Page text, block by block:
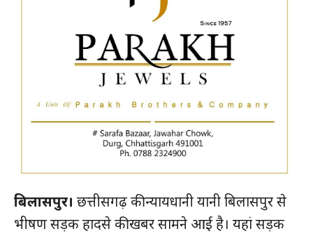
बिलासपुर। छत्तीसगढ़ की न्यायधानी यानी बिलासपुर से
भीषण सड़क हादसे की खबर सामने आई है। यहां सड़क